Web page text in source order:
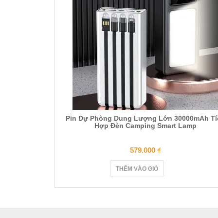
Pin Dự Phòng Dung Lượng Lớn 30000mAh
Hợp Đèn Camping Smart Lamp
579.000 ₫
THÊM VÀO GIỎ